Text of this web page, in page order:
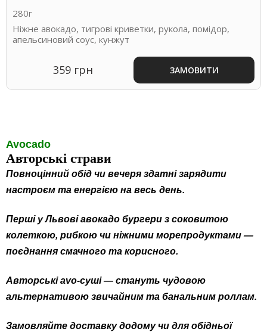
280г
Ніжне авокадо, тигрові криветки, рукола, помідор,
апельсиновий соус, кунжут
359 грн ЗАМОВИТИ
Avocado
Авторські страви
Повноцінний обід чи вечеря здатні зарядити
настроєм та енергією на весь день.
Перші у Львові авокадо бургери з соковитою
колеткою, рибкою чи ніжними морепродуктами —
поєднання смачного та корисного.
Авторські avo-суші — стануть чудовою
альтернативою звичайним та банальним роллам.
Замовляйте доставку додому чи для обідньої